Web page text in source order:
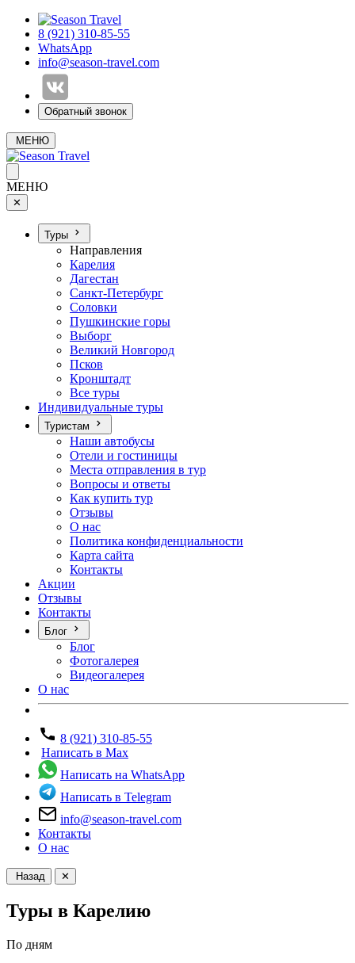
8 (921) 310-85-55
WhatsApp
info@season-travel.com
Обратный звонок
МЕНЮ
МЕНЮ
✕
Туры
Направления
Карелия
Дагестан
Санкт-Петербург
Соловки
Пушкинские горы
Выборг
Великий Новгород
Псков
Кронштадт
Все туры
Индивидуальные туры
Туристам
Наши автобусы
Отели и гостиницы
Места отправления в тур
Вопросы и ответы
Как купить тур
Отзывы
О нас
Политика конфиденциальности
Карта сайта
Контакты
Акции
Отзывы
Контакты
Блог
Блог
Фотогалерея
Видеогалерея
О нас
8 (921) 310-85-55
Написать в Max
Написать на WhatsApp
Написать в Telegram
info@season-travel.com
Контакты
О нас
Назад ✕
Туры в Карелию
По дням